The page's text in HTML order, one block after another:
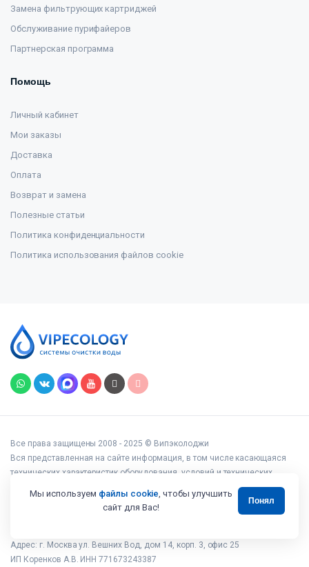
Замена фильтрующих картриджей
Обслуживание пурифайеров
Партнерская программа
Помощь
Личный кабинет
Мои заказы
Доставка
Оплата
Возврат и замена
Полезные статьи
Политика конфиденциальности
Политика использования файлов cookie
Все права защищены 2008 - 2025 © Випэколоджи
Вся представленная на сайте информация, в том числе касающаяся
технических характеристик оборудования, условий и технических
возможностей подключения, наличия на складе, стоимости товаров и
услуг, носит информационный характер и ни при каких условиях не
является публичной офертой, определяемой положениями статьи 437
Адрес: г. Москва ул. Вешних Вод, дом 14, корп. 3, офис 25
ИП Коренков А.В. ИНН 771673243387
Мы используем файлы cookie, чтобы улучшить
сайт для Вас!
Понял